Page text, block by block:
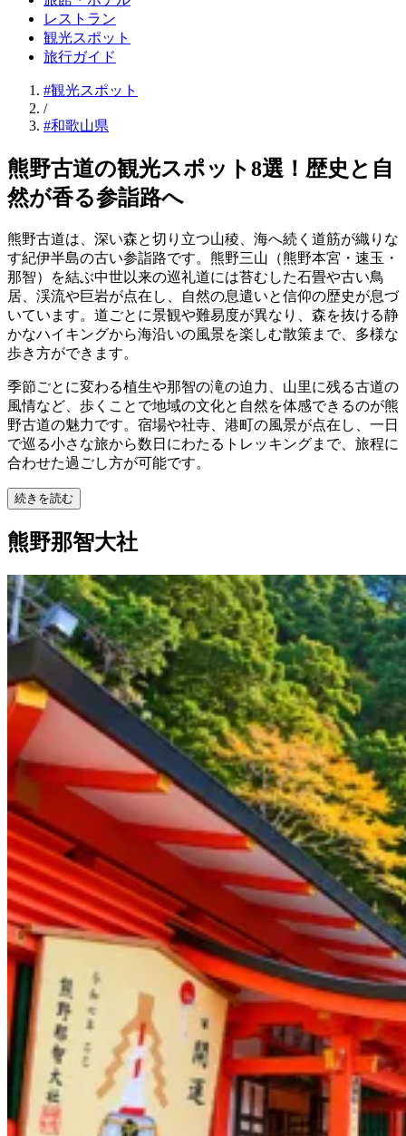
レストラン
観光スポット
旅行ガイド
#観光スポット
/
#和歌山県
熊野古道の観光スポット8選！歴史と自
然が香る参詣路へ
熊野古道は、深い森と切り立つ山稜、海へ続く道筋が織りな
す紀伊半島の古い参詣路です。熊野三山（熊野本宮・速玉・
那智）を結ぶ中世以来の巡礼道には苔むした石畳や古い鳥
居、渓流や巨岩が点在し、自然の息遣いと信仰の歴史が息づ
いています。道ごとに景観や難易度が異なり、森を抜ける静
かなハイキングから海沿いの風景を楽しむ散策まで、多様な
歩き方ができます。
季節ごとに変わる植生や那智の滝の迫力、山里に残る古道の
風情など、歩くことで地域の文化と自然を体感できるのが熊
野古道の魅力です。宿場や社寺、港町の風景が点在し、一日
で巡る小さな旅から数日にわたるトレッキングまで、旅程に
合わせた過ごし方が可能です。
続きを読む
熊野那智大社